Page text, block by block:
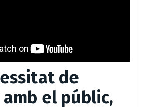
de
el públic,